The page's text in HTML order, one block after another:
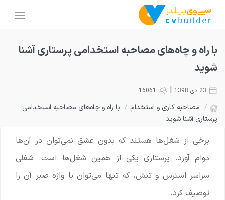
با راه و چاه‌های مصاحبه استخدامی پرستاری آشنا
شوید
|
/ مصاحبه کاری و استخدام / با راه و چاه‌های مصاحبه استخدامی
پرستاری آشنا شوید
برخی از شغل‌ها هستند که بدون عشق نمی‌توان در آن‌ها
دوام آورد. پرستاری یکی از همین شغل‌ها است. شغلی
سراسر استرس و تنش، که تنها می‌توان با واژه صبر آن را
توصیف کرد.